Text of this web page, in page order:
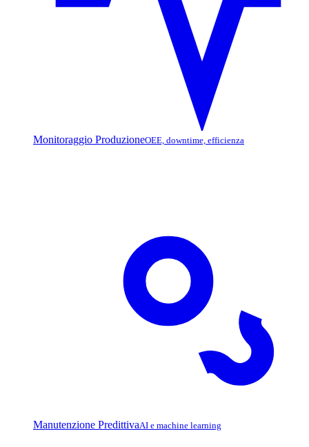
Monitoraggio ProduzioneOEE, downtime, efficienza
Manutenzione PredittivaAI e machine learning